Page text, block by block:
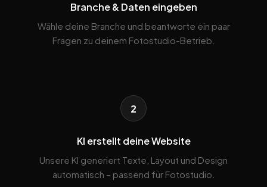
Branche & Daten eingeben
Wähle deine Branche und beantworte ein paar
Fragen zu deinem Fotostudio-Betrieb.
2
KI erstellt deine Website
Unsere KI generiert Texte, Layout und Design
automatisch – passend für Fotostudio.